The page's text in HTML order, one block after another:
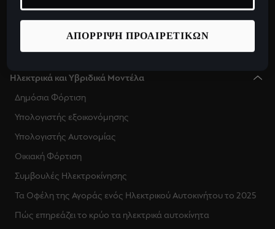
Δίκτυο
CUPRA Collection
Ηλεκτρικά και Υβριδικά Μοντέλα
Δημόσια Φόρτιση
Υπολογιστής εξοικονόμησης
Υπολογιστής Αυτονομίας
Οικιακή Φόρτιση
Συμβουλές Ηλεκτροκίνησης
Τα Οφέλη της Αγοράς ενός Ηλεκτρικού Αυτοκινήτου το 2025
Πώς επηρεάζει το κρύο τα ηλεκτρικά αυτοκίνητα
ΑΠΟΡΡΙΨΗ ΠΡΟΑΙΡΕΤΙΚΩΝ